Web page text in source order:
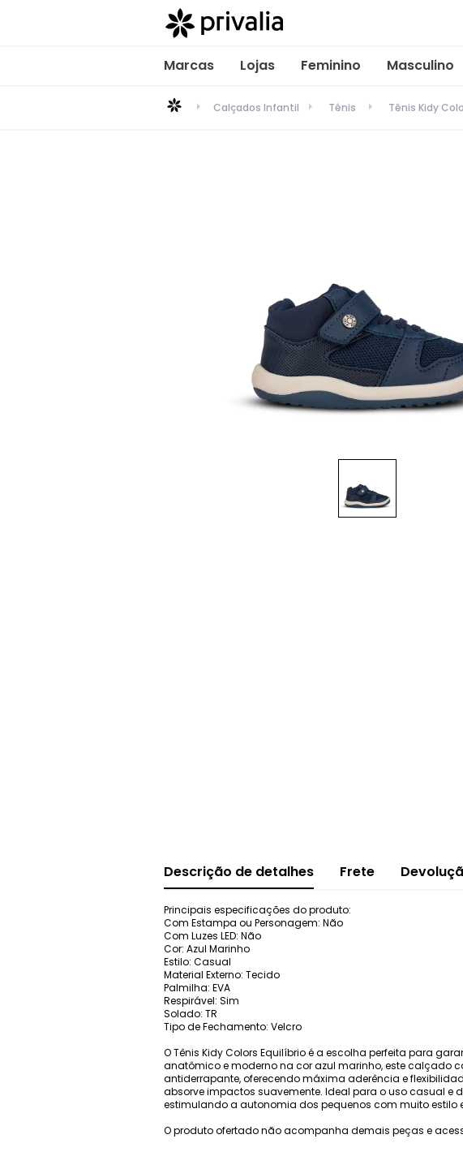
Marcas Lojas Feminino Masculino
Calçados Infantil Tênis Tênis Kidy
Descrição de detalhes Frete
Principais especificações do produto:
Com Estampa ou Personagem: Não
Com Luzes LED: Não
Cor: Azul Marinho
Estilo: Casual
Material Externo: Tecido
Palmilha: EVA
Respirável: Sim
Solado: TR
Tipo de Fechamento: Velcro
O Tênis Kidy Colors Equilíbrio é a escolha perfeita para
anatômico e moderno na cor azul marinho, este calçado
antiderrapante, oferecendo máxima aderência e
absorve impactos suavemente. Ideal para o uso casual
estimulando a autonomia dos pequenos com muito estilo
O produto ofertado não acompanha demais peças e